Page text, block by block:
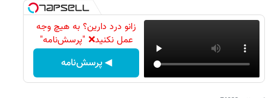
زانو درد دارین؟ به هیچ وجه
عمل نکنید❌ "پرسش‌نامه"
◀ پرسش‌نامه